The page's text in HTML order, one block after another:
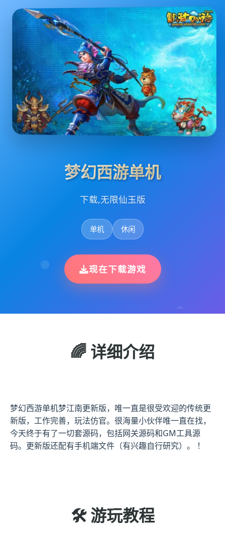
梦幻西游单机
下载,无限仙玉版
单机 休闲
现在下载游戏
🌈 详细介绍
梦幻西游单机梦江南更新版，唯一直是很受欢迎的传统更
新版，工作完善，玩法仿官。很海量小伙伴唯一直在找，
今天终于有了一切套源码，包括网关源码和GM工具源
码。更新版还配有手机端文件（有兴趣自行研究）。 ！
🛠️ 游玩教程